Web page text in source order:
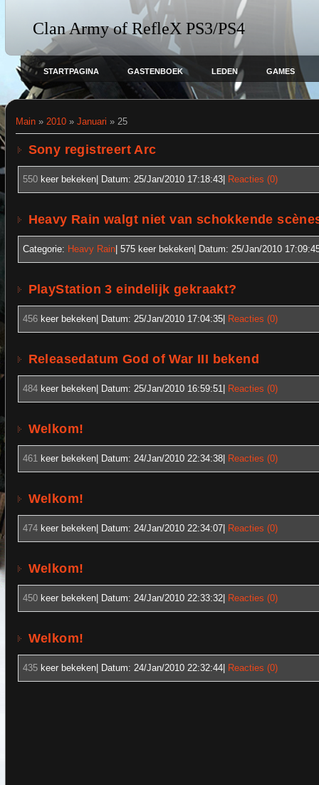
Clan Army of RefleX PS3/PS4
STARTPAGINA GASTENBOEK LEDEN GAMES
Main» 2010 » Januari » 25
Sony registreert Arc
550 keer bekeken| Datum: 25/Jan/2010 17:18:43| Reacties (0)
Heavy Rain walgt niet van schokkende
Categorie: Heavy Rain| 575 keer bekeken| Datum: 25/Jan/2010
PlayStation 3 eindelijk gekraakt?
456 keer bekeken| Datum: 25/Jan/2010 17:04:35| Reacties (0)
Releasedatum God of War III bekend
484 keer bekeken| Datum: 25/Jan/2010 16:59:51| Reacties (0)
Welkom!
461 keer bekeken| Datum: 24/Jan/2010 22:34:38| Reacties (0)
Welkom!
474 keer bekeken| Datum: 24/Jan/2010 22:34:07| Reacties (0)
Welkom!
450 keer bekeken| Datum: 24/Jan/2010 22:33:32| Reacties (0)
Welkom!
435 keer bekeken| Datum: 24/Jan/2010 22:32:44| Reacties (0)